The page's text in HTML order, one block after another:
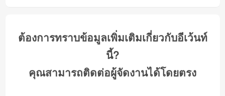
ต้องการทราบข้อมูลเพิ่มเติมเกี่ยวกับอีเว้นท์
นี้?
คุณสามารถติดต่อผู้จัดงานได้โดยตรง